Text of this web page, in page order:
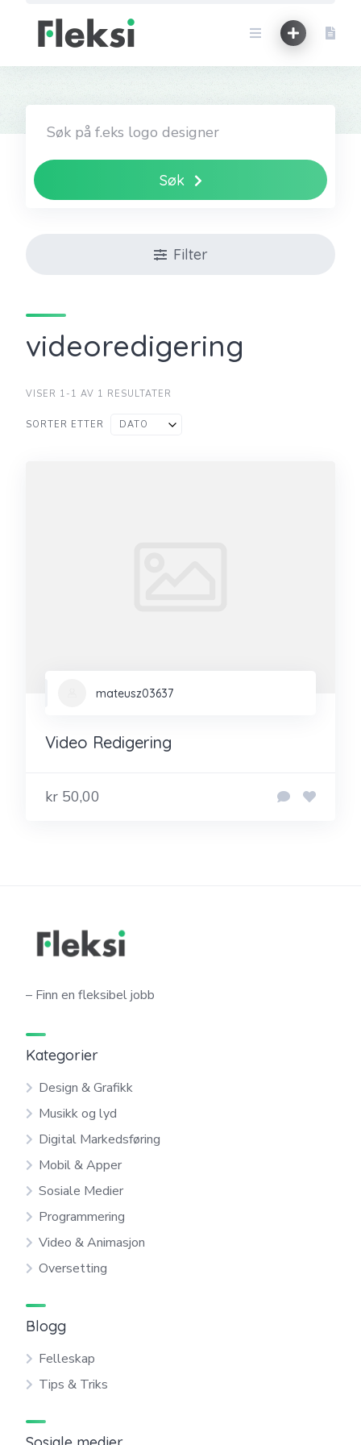
content
Søk
Filter
videoredigering
VISER 1-1 AV 1 RESULTATER
SORTER ETTER DATO
mateusz03637
Video Redigering
kr 50,00
– Finn en fleksibel jobb
Kategorier
Design & Grafikk
Musikk og lyd
Digital Markedsføring
Mobil & Apper
Sosiale Medier
Programmering
Video & Animasjon
Oversetting
Blogg
Felleskap
Tips & Triks